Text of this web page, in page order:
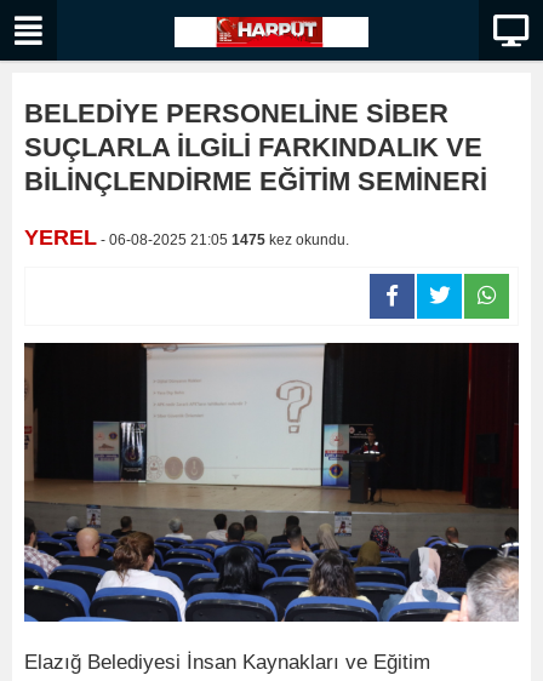
BELEDİYE PERSONELİNE SİBER
SUÇLARLA İLGİLİ FARKINDALIK VE
BİLİNÇLENDİRME EĞİTİM SEMİNERİ
YEREL - 06-08-2025 21:05 1475 kez okundu.
Elazığ Belediyesi İnsan Kaynakları ve Eğitim